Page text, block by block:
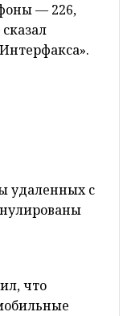
— 226,
удаленных с
что